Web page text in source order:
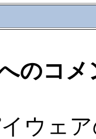
のコメ
ウェ